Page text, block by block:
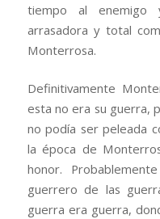
tiempo al enemigo
arrasadora y total
Monterrosa.
Definitivamente
esta no era su guerra,
no podía ser peleada
la época de
honor.
guerrero de las
guerra era guerra,